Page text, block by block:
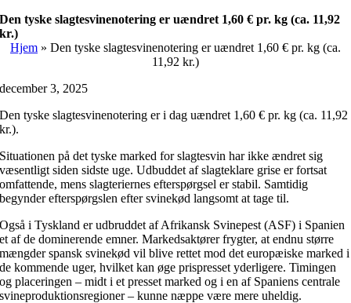
Den tyske slagtesvinenotering er uændret 1,60 € pr. kg (ca. 11,92
kr.)
Hjem » Den tyske slagtesvinenotering er uændret 1,60 € pr. kg (ca.
11,92 kr.)
december 3, 2025
Den tyske slagtesvinenotering er i dag uændret 1,60 € pr. kg (ca. 11,92
kr.).
Situationen på det tyske marked for slagtesvin har ikke ændret sig
væsentligt siden sidste uge. Udbuddet af slagteklare grise er fortsat
omfattende, mens slagteriernes efterspørgsel er stabil. Samtidig
begynder efterspørgslen efter svinekød langsomt at tage til.
Også i Tyskland er udbruddet af Afrikansk Svinepest (ASF) i Spanien
et af de dominerende emner. Markedsaktører frygter, at endnu større
mængder spansk svinekød vil blive rettet mod det europæiske marked i
de kommende uger, hvilket kan øge prispres­set yderligere. Timingen
og placeringen – midt i et presset marked og i en af Spaniens centrale
svineproduktionsregioner – kunne næppe være mere uheldig.